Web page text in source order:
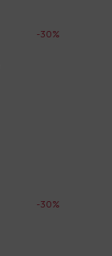
-30%
-30%